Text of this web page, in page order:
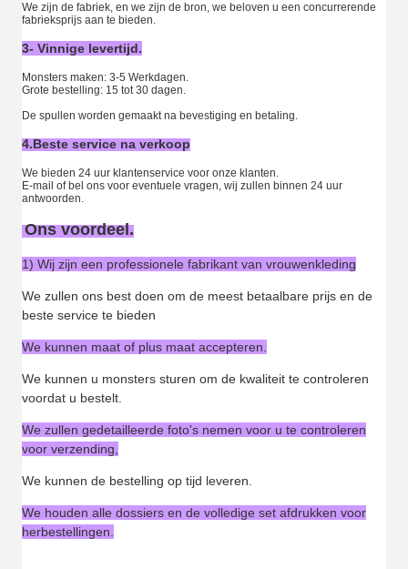
We zijn de fabriek, en we zijn de bron, we beloven u een concurrerende
fabrieksprijs aan te bieden.
3- Vinnige levertijd.
Monsters maken: 3-5 Werkdagen.
Grote bestelling: 15 tot 30 dagen.
De spullen worden gemaakt na bevestiging en betaling.
4.Beste service na verkoop
We bieden 24 uur klantenservice voor onze klanten.
E-mail of bel ons voor eventuele vragen, wij zullen binnen 24 uur
antwoorden.
Ons voordeel.
1) Wij zijn een professionele fabrikant van vrouwenkleding
We zullen ons best doen om de meest betaalbare prijs en de
beste service te bieden
We kunnen maat of plus maat accepteren.
We kunnen u monsters sturen om de kwaliteit te controleren
voordat u bestelt.
We zullen gedetailleerde foto's nemen voor u te controleren
voor verzending,
We kunnen de bestelling op tijd leveren.
We houden alle dossiers en de volledige set afdrukken voor
herbestellingen.